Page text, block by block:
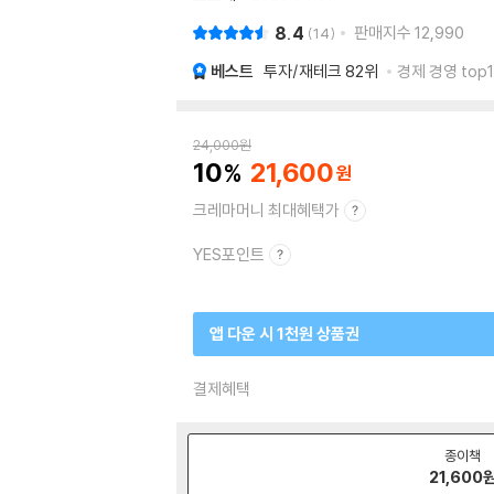
8.4 14 판매지수 12,990
베스트 투자/재테크 82위 경제 경영
24,000원
10 21,600
크레마머니 최대혜택가
YES포인트
앱 다운 시 1천원 상품권
결제혜택
종이책
21,600